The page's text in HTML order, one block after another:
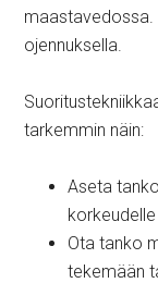
maastavedossa.
ojennuksella.
tarkemmin näin:
Aseta
Ota tanko
tekemään